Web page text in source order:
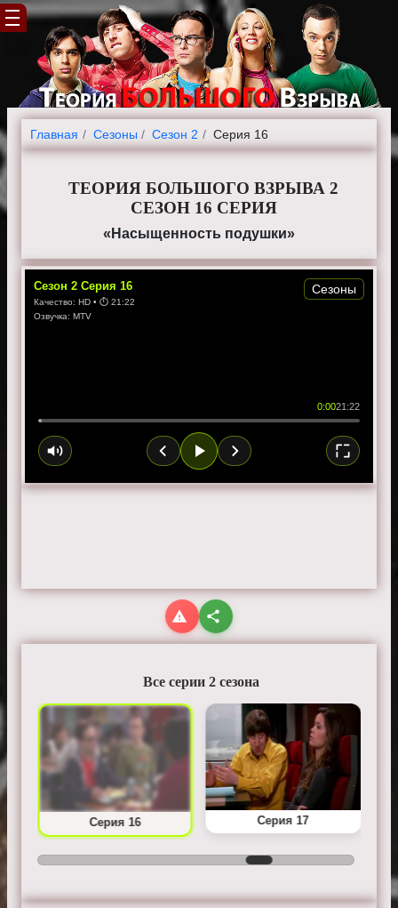
Главная Cезоны Сезон 2 Серия 16
ТЕОРИЯ БОЛЬШОГО ВЗРЫВА 2
СЕЗОН 16 СЕРИЯ
«Насыщенность подушки»
Сезон 2 Серия 16
Качество: HD • ⏱ 21:22
Озвучка: MTV
0:0021:22
Сезоны
Все серии 2 сезона
Серия 16 Серия 17